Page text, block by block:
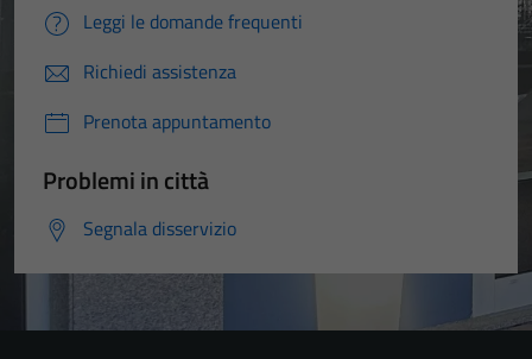
Leggi le domande frequenti
Richiedi assistenza
Prenota appuntamento
Problemi in città
Segnala disservizio